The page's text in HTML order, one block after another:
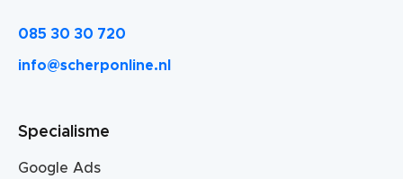
085 30 30 720
info@scherponline.nl
Specialisme
Google Ads